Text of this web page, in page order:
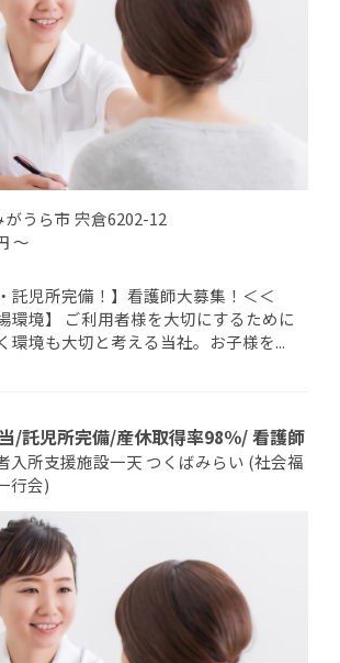
うら市 宍倉6202-12
～
託児所完備！】看護師大募集！＜＜
環境】 ご利用者様を大切にするために
環境も大切と考える当社。お子様を...
/託児所完備/産休取得率98％/ 看護師
入所支援施設一天 つくばみらい (社会福
行会)